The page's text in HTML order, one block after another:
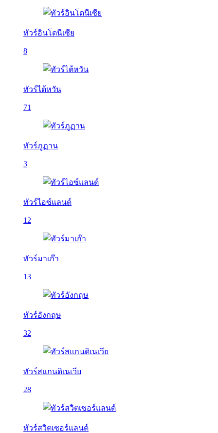
ทัวร์อินโดนีเซีย
8
ทัวร์ไต้หวัน
71
ทัวร์ภูฏาน
3
ทัวร์ไอซ์แลนด์
12
ทัวร์มาเก๊า
13
ทัวร์อังกฤษ
32
ทัวร์สแกนดิเนเวีย
28
ทัวร์สวิตเซอร์แลนด์